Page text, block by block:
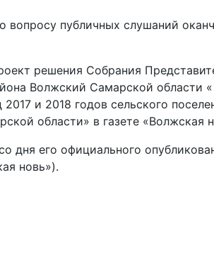
публичных слушаний
решения Собрания
Волжский Самарской области
и 2018 годов сельского
области» в газете «Волжская
дня его официального
новь»).